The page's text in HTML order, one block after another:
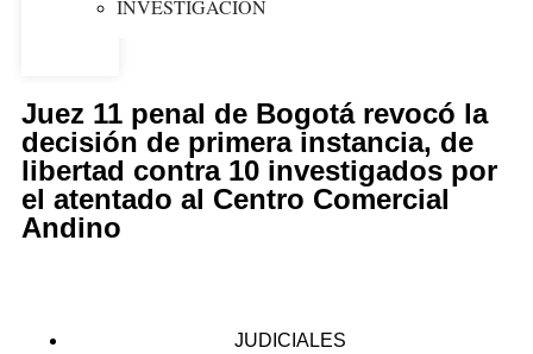
INVESTIGACION
Juez 11 penal de Bogotá revocó la
decisión de primera instancia, de
libertad contra 10 investigados por
el atentado al Centro Comercial
Andino
JUDICIALES